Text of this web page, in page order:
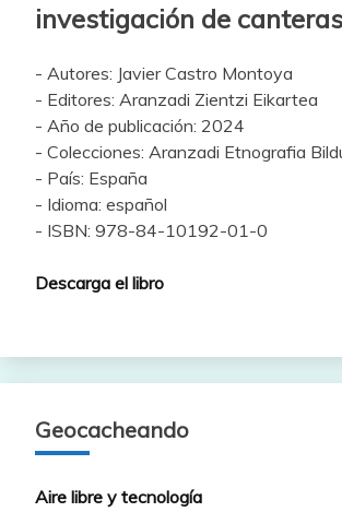
investigación de
- Autores: Javier Castro Montoya
- Editores: Aranzadi Zientzi Eikartea
- Año de publicación: 2024
- Colecciones: Aranzadi Etnografia
- País: España
- Idioma: español
- ISBN: 978-84-10192-01-0
Descarga el libro
Geocacheando
Aire libre y tecnología